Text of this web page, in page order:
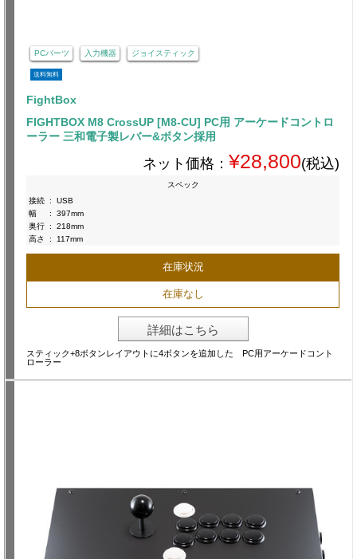
PCパーツ 入力機器 ジョイスティック
送料無料
FightBox
FIGHTBOX M8 CrossUP [M8-CU] PC用 アーケードコントロ
ーラー 三和電子製レバー&ボタン採用
ネット価格： ¥28,800(税込)
スペック
接続 :
USB
幅
:
397mm
奥行 :
218mm
高さ
: 117mm
在庫状況
在庫なし
詳細はこちら
スティック+8ボタンレイアウトに4ボタンを追加した PC用アーケードコント
ローラー